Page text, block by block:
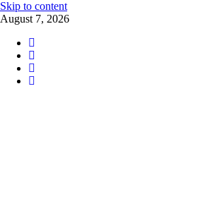
Skip to content
August 7, 2026